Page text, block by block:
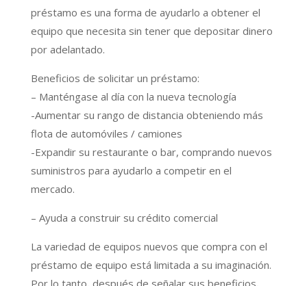
préstamo es una forma de ayudarlo a obtener el
equipo que necesita sin tener que depositar dinero
por adelantado.
Beneficios de solicitar un préstamo:
– Manténgase al día con la nueva tecnología
-Aumentar su rango de distancia obteniendo más
flota de automóviles / camiones
-Expandir su restaurante o bar, comprando nuevos
suministros para ayudarlo a competir en el
mercado.
– Ayuda a construir su crédito comercial
La variedad de equipos nuevos que compra con el
préstamo de equipo está limitada a su imaginación.
Por lo tanto, después de señalar sus beneficios,